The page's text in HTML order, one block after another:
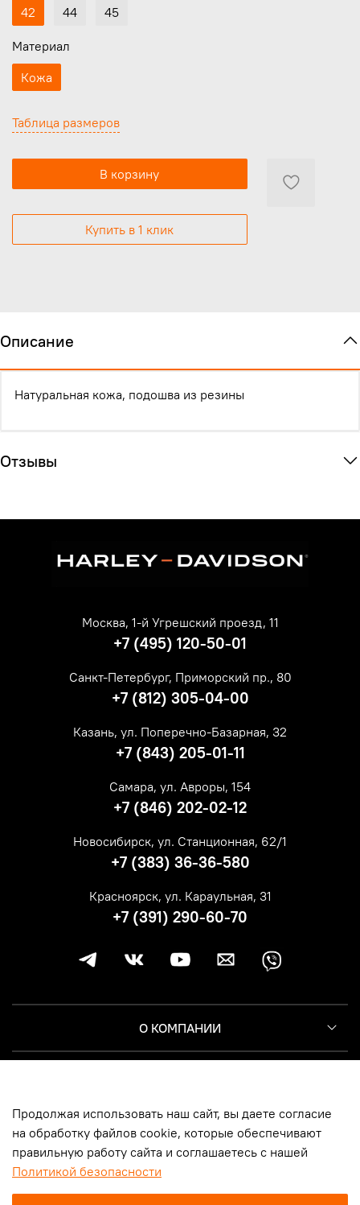
Таблица размеров
В корзину
Купить в 1 клик
42
44 45
Материал
Кожа
Описание
Натуральная кожа, подошва из резины
Отзывы
О КОМПАНИИ
ИНФОРМАЦИЯ
Москва, 1-й Угрешский проезд, 11
+7 (495) 120-50-01
Санкт-Петербург, Приморский пр., 80
+7 (812) 305-04-00
Казань, ул. Поперечно-Базарная, 32
+7 (843) 205-01-11
Самара, ул. Авроры, 154
+7 (846) 202-02-12
Новосибирск, ул. Станционная, 62/1
+7 (383) 36-36-580
Красноярск, ул. Караульная, 31
+7 (391) 290-60-70
Продолжая использовать наш сайт, вы даете согласие
на обработку файлов cookie, которые обеспечивают
правильную работу сайта и соглашаетесь с нашей
Политикой безопасности